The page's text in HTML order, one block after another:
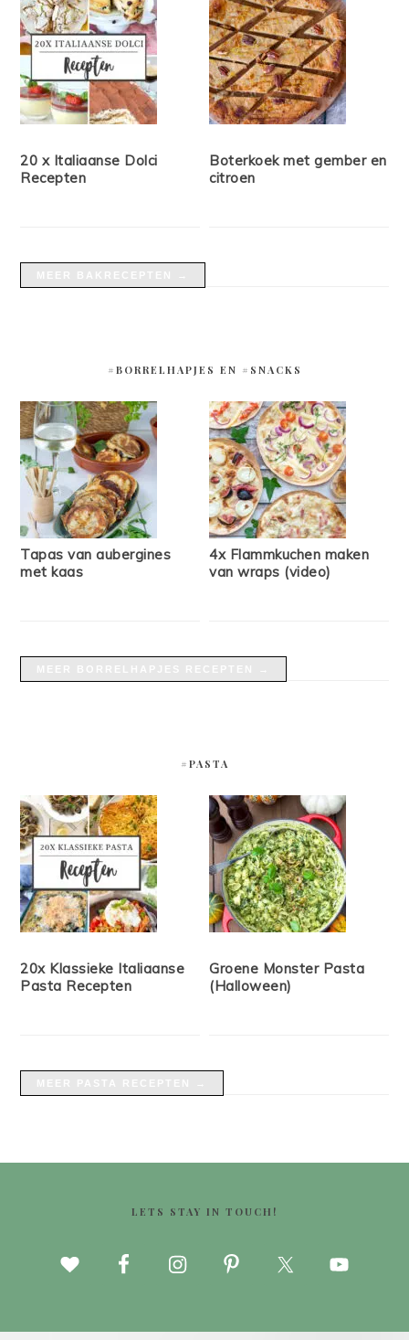
20 x Italiaanse Dolci
Recepten
Boterkoek met gember en
citroen
#BORRELHAPJES EN #SNACKS
Tapas van aubergines
met kaas
4x Flammkuchen maken
van wraps (video)
#PASTA
20x Klassieke Italiaanse
Pasta Recepten
Groene Monster Pasta
(Halloween)
LETS STAY IN TOUCH!